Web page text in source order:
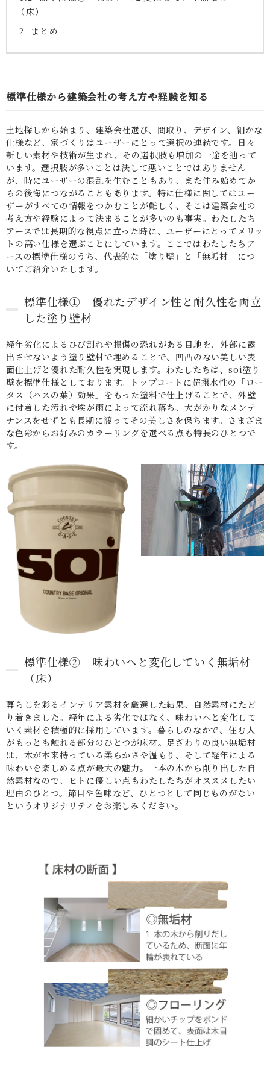
（床）
2 まとめ
標準仕様から建築会社の考え方や経験を知る
土地探しから始まり、建築会社選び、間取り、デザイン、細かな
仕様など、家づくりはユーザーにとって選択の連続です。日々
新しい素材や技術が生まれ、その選択肢も増加の一途を辿って
います。選択肢が多いことは決して悪いことではありません
が、時にユーザーの混乱を生むこともあり、また住み始めてか
らの後悔につながることもあります。特に仕様に関してはユー
ザーがすべての情報をつかむことが難しく、そこは建築会社の
考え方や経験によって決まることが多いのも事実。わたしたち
アースでは長期的な視点に立った時に、ユーザーにとってメリッ
トの高い仕様を選ぶことにしています。ここではわたしたちア
ースの標準仕様のうち、代表的な「塗り壁」と「無垢材」につ
いてご紹介いたします。
標準仕様① 優れたデザイン性と耐久性を両立
した塗り壁材
経年劣化によるひび割れや損傷の恐れがある目地を、外部に露
出させないよう塗り壁材で埋めることで、凹凸のない美しい表
面仕上げと優れた耐久性を実現します。わたしたちは、soi塗り
壁を標準仕様としております。トップコートに超撥水性の「ロー
タス（ハスの葉）効果」をもった塗料で仕上げることで、外壁
に付着した汚れや埃が雨によって流れ落ち、大がかりなメンテ
ナンスをせずとも長期に渡ってその美しさを保ちます。さまざま
な色彩からお好みのカラーリングを選べる点も特長のひとつで
す。
標準仕様② 味わいへと変化していく無垢材
（床）
暮らしを彩るインテリア素材を厳選した結果、自然素材にたど
り着きました。経年による劣化ではなく、味わいへと変化して
いく素材を積極的に採用しています。暮らしのなかで、住む人
がもっとも触れる部分のひとつが床材。足ざわりの良い無垢材
は、木が本来持っている柔らかさや温もり、そして経年による
味わいを楽しめる点が最大の魅力。一本の木から削り出した自
然素材なので、ヒトに優しい点もわたしたちがオススメしたい
理由のひとつ。節目や色味など、ひとつとして同じものがない
というオリジナリティをお楽しみください。